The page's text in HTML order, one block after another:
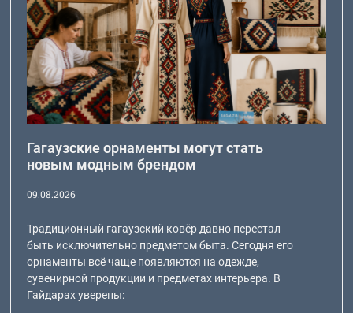
Гагаузские орнаменты могут стать
новым модным брендом
09.08.2026
Традиционный гагаузский ковёр давно перестал
быть исключительно предметом быта. Сегодня его
орнаменты всё чаще появляются на одежде,
сувенирной продукции и предметах интерьера. В
Гайдарах уверены: